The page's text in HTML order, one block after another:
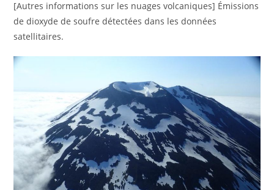
[Autres informations sur les nuages ​​volcaniques] Émissions
de dioxyde de soufre détectées dans les données
satellitaires.